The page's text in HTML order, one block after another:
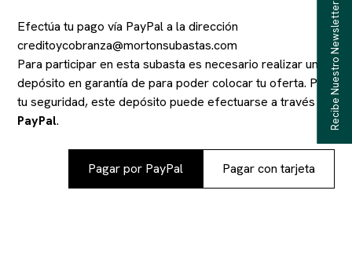
Efectúa tu pago vía PayPal a la dirección
creditoycobranza@mortonsubastas.com
Para participar en esta subasta es necesario realizar un
depósito en garantía depara poder colocar tu oferta. Por
tu seguridad, este depósito puede efectuarse a través de
PayPal.
Pagar por PayPal Pagar con tarjeta
Recibe Nuestro Newsletter